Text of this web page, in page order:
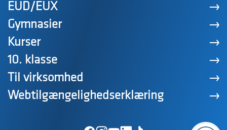
EUD/EUX
Gymnasier
Kurser
10. klasse
Til virksomhed
Webtilgængelighedserklæring